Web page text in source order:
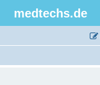
medtechs.de